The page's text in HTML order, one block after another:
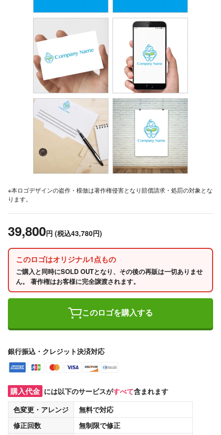
※本ロゴデザインの盗作・模倣は著作権侵害となり賠償請求・処罰の対象とな
ります。
39,800円 (税込43,780円)
このロゴはオリジナル1点もの
ご購入と同時にSOLD OUTとなり、その後の再販は一切ありませ
ん。 著作権はお客様に完全譲渡されます。
このロゴを購入する
銀行振込・クレジット決済対応
購入代金 には以下のサービスがすべて含まれます
色変更・アレンジ
無料で対応
修正回数
無制限で修正